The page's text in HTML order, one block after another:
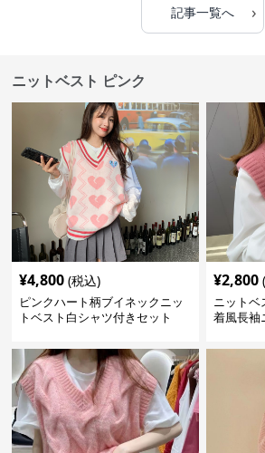
記事一覧へ ›
ニットベスト ピンク
¥4,800 (税込)
ピンクハート柄ブイネックニッ
トベスト白シャツ付きセット
¥2,800
ニットベ
着風長袖